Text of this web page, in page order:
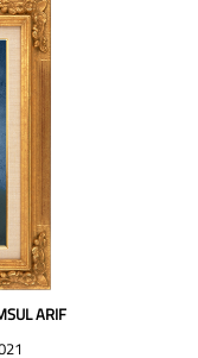
ARIF